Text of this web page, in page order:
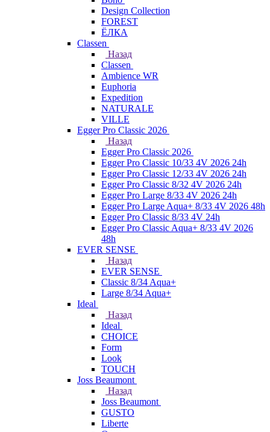
Design Collection
FOREST
ЁЛКА
Classen
Назад
Classen
Ambience WR
Euphoria
Expedition
NATURALE
VILLE
Egger Pro Classic 2026
Назад
Egger Pro Classic 2026
Egger Pro Classic 10/33 4V 2026 24h
Egger Pro Classic 12/33 4V 2026 24h
Egger Pro Classic 8/32 4V 2026 24h
Egger Pro Large 8/33 4V 2026 24h
Egger Pro Large Aqua+ 8/33 4V 2026 48h
Egger Pro Classic 8/33 4V 24h
Egger Pro Classic Aqua+ 8/33 4V 2026
48h
EVER SENSE
Назад
EVER SENSE
Classic 8/34 Aqua+
Large 8/34 Aqua+
Ideal
Назад
Ideal
CHOICE
Form
Look
TOUCH
Joss Beaumont
Назад
Joss Beaumont
GUSTO
Liberte